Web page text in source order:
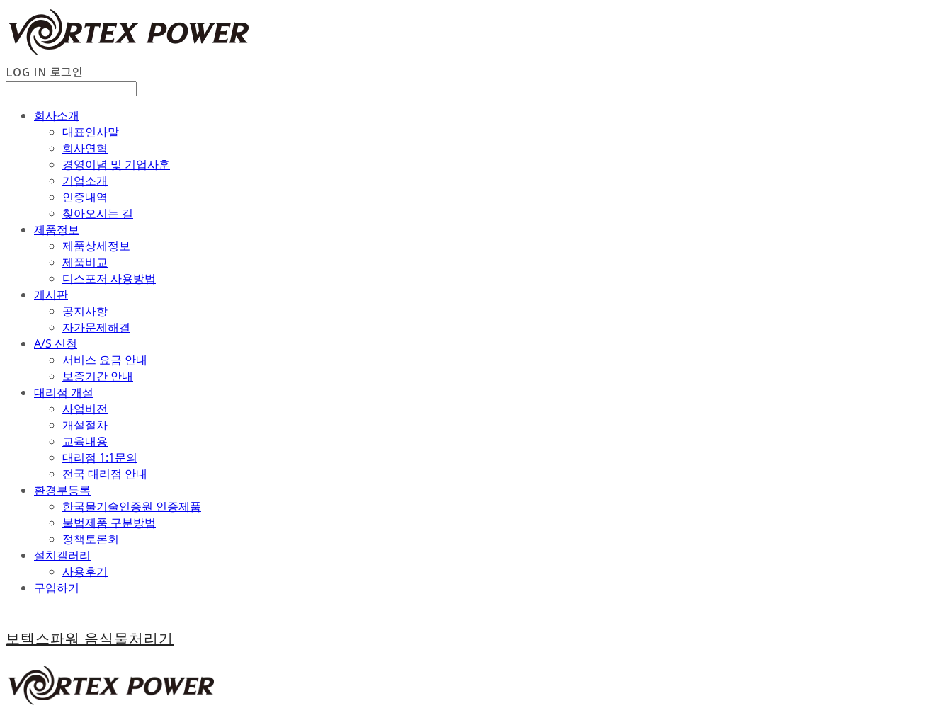
LOG IN 로그인
회사소개
대표인사말
회사연혁
경영이념 및 기업사훈
기업소개
인증내역
찾아오시는 길
제품정보
제품상세정보
제품비교
디스포저 사용방법
게시판
공지사항
자가문제해결
A/S 신청
서비스 요금 안내
보증기간 안내
대리점 개설
사업비전
개설절차
교육내용
대리점 1:1문의
전국 대리점 안내
환경부등록
한국물기술인증원 인증제품
불법제품 구분방법
정책토론회
설치갤러리
사용후기
구입하기
보텍스파워 음식물처리기